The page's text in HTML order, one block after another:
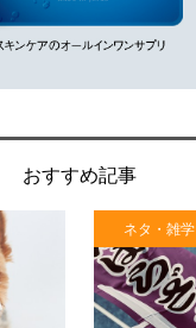
おすすめ記事
ネタ・雑学